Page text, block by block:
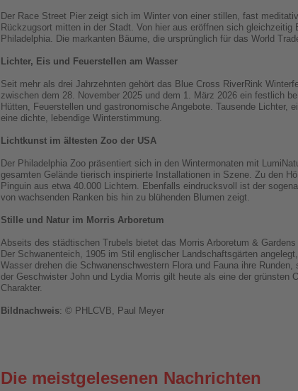
Der Race Street Pier zeigt sich im Winter von einer stillen, fast
Rückzugsort mitten in der Stadt. Von hier aus eröffnen sich
Philadelphia. Die markanten Bäume, die ursprünglich für das World
Lichter, Eis und Feuerstellen am Wasser
Seit mehr als drei Jahrzehnten gehört das Blue Cross RiverRink
zwischen dem 28. November 2025 und dem 1. März 2026 ein festlich
Hütten, Feuerstellen und gastronomische Angebote. Tausende
eine dichte, lebendige Winterstimmung.
Lichtkunst im ältesten Zoo der USA
Der Philadelphia Zoo präsentiert sich in den Wintermonaten mit
gesamten Gelände tierisch inspirierte Installationen in Szene. Zu den
Pinguin aus etwa 40.000 Lichtern. Ebenfalls eindrucksvoll ist der
von wachsenden Ranken bis hin zu blühenden Blumen zeigt.
Stille und Natur im Morris Arboretum
Abseits des städtischen Trubels bietet das Morris Arboretum &
Der Schwanenteich, 1905 im Stil englischer Landschaftsgärten
Wasser drehen die Schwanenschwestern Flora und Fauna ihre
der Geschwister John und Lydia Morris gilt heute als eine der
Charakter.
Bildnachweis: © PHLCVB, Paul Meyer
Die meistgelesenen Nachrichten